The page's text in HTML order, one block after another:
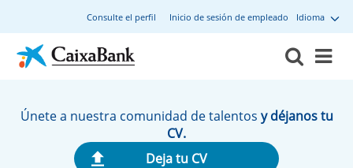
Idioma
Consulte el perfil Inicio de sesión de empleado
Únete a nuestra comunidad de talentos y déjanos tu
CV.
Deja tu CV